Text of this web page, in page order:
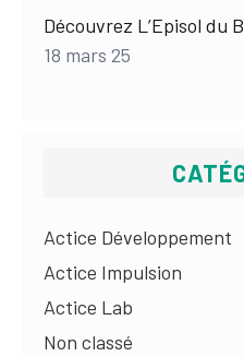
Découvrez L’Episol du
18 mars 25
Actice Développement
Actice Impulsion
Actice Lab
Non classé